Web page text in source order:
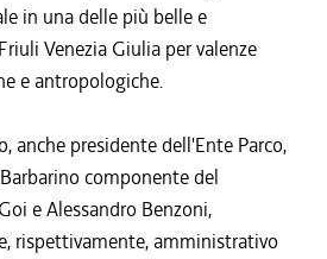
in una delle più belle e
Venezia Giulia per valenze
e antropologiche.
anche presidente dell'Ente Parco,
componente del
e Alessandro Benzoni,
rispettivamente, amministrativo